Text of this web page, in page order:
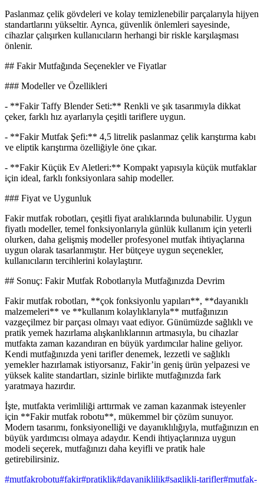
Paslanmaz çelik gövdeleri ve kolay temizlenebilir parçalarıyla hijyen
standartlarını yükseltir. Ayrıca, güvenlik önlemleri sayesinde,
cihazlar çalışırken kullanıcıların herhangi bir riskle karşılaşması
önlenir.
## Fakir Mutfağında Seçenekler ve Fiyatlar
### Modeller ve Özellikleri
- **Fakir Taffy Blender Seti:** Renkli ve şık tasarımıyla dikkat
çeker, farklı hız ayarlarıyla çeşitli tariflere uygun.
- **Fakir Mutfak Şefi:** 4,5 litrelik paslanmaz çelik karıştırma kabı
ve eliptik karıştırma özelliğiyle öne çıkar.
- **Fakir Küçük Ev Aletleri:** Kompakt yapısıyla küçük mutfaklar
için ideal, farklı fonksiyonlara sahip modeller.
### Fiyat ve Uygunluk
Fakir mutfak robotları, çeşitli fiyat aralıklarında bulunabilir. Uygun
fiyatlı modeller, temel fonksiyonlarıyla günlük kullanım için yeterli
olurken, daha gelişmiş modeller profesyonel mutfak ihtiyaçlarına
uygun olarak tasarlanmıştır. Her bütçeye uygun seçenekler,
kullanıcıların tercihlerini kolaylaştırır.
## Sonuç: Fakir Mutfak Robotlarıyla Mutfağınızda Devrim
Fakir mutfak robotları, **çok fonksiyonlu yapıları**, **dayanıklı
malzemeleri** ve **kullanım kolaylıklarıyla** mutfağınızın
vazgeçilmez bir parçası olmayı vaat ediyor. Günümüzde sağlıklı ve
pratik yemek hazırlama alışkanlıklarının artmasıyla, bu cihazlar
mutfakta zaman kazandıran en büyük yardımcılar haline geliyor.
Kendi mutfağınızda yeni tarifler denemek, lezzetli ve sağlıklı
yemekler hazırlamak istiyorsanız, Fakir’in geniş ürün yelpazesi ve
yüksek kalite standartları, sizinle birlikte mutfağınızda fark
yaratmaya hazırdır.
İşte, mutfakta verimliliği arttırmak ve zaman kazanmak isteyenler
için **Fakir mutfak robotu**, mükemmel bir çözüm sunuyor.
Modern tasarımı, fonksiyonelliği ve dayanıklılığıyla, mutfağınızın en
büyük yardımcısı olmaya adaydır. Kendi ihtiyaçlarınıza uygun
modeli seçerek, mutfağınızı daha keyifli ve pratik hale
getirebilirsiniz.
#mutfakrobotu#fakir#pratiklik#dayaniklilik#saglikli-tarifler#mutfak-